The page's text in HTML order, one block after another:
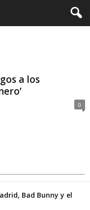
a los
0
Bad Bunny y el